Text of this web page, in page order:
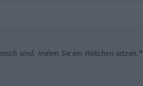
sind, indem Sie ein Häkchen setzen.*